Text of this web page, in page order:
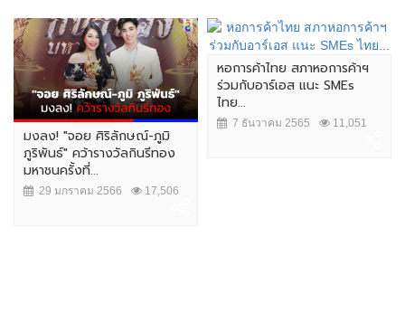
มงลง! "จอย ศิริลักษณ์-ภูมิ
ภูริพันธ์" คว้ารางวัลกินรีทอง
มหาชนครั้งที่...
29 มกราคม 2566 17,506
หอการค้าไทย สภาหอการค้าฯ
ร่วมกับอาร์เอส แนะ SMEs
ไทย...
7 ธันวาคม 2565 11,051